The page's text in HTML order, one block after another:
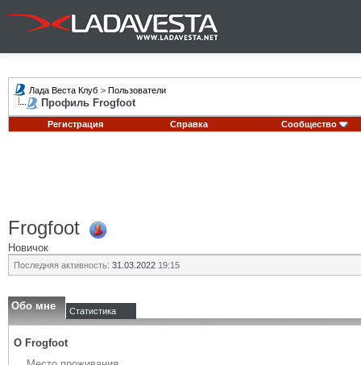
Лада Веста Клуб > Пользователи
Профиль Frogfoot
Регистрация Справка Сообщество
Frogfoot
Новичок
Последняя активность: 31.03.2022 19:15
Обо мне Статистика
О Frogfoot